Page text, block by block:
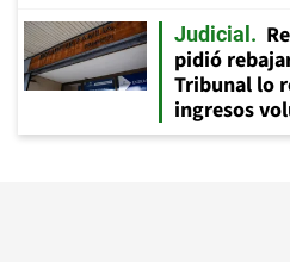
Judicial
pidió
Tribunal lo
ingresos